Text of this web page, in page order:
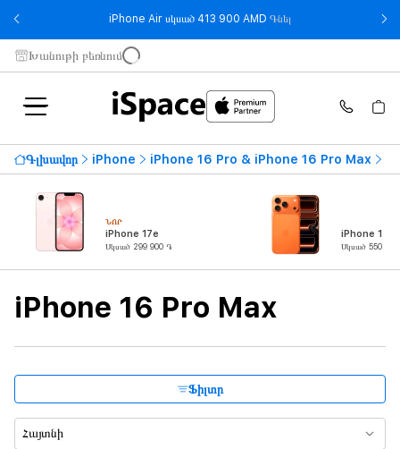
iPhone Air սկսած 413 900 AMD Գնել - iPhone Air սկսած
Խանութի բեռնում
Գլխավոր iPhone iPhone 16 Pro & iPhone 16 Pro Max
ՆՈՐ
iPhone 17e
Սկսած 299 900 ֏
iPhone 17
Սկսած 550
iPhone 16 Pro Max
Ֆիլտր
795 900 ֏
Սկսած մինչև
Հասանելի է
Սերիա
Ապրանքի տեսակ
Էկրանի անկյունագիծ
Հիշողություն
Հայտնի